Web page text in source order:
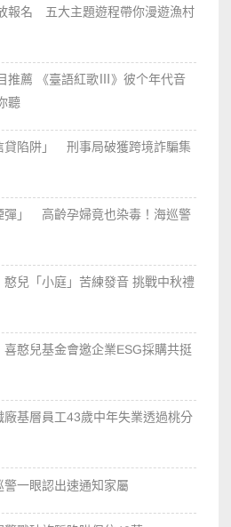
報名 五大主題遊程帶你漫遊漁村
推薦 《臺語紅歌Ⅲ》彼个年代音
聽
貸陷阱」 刑事局破獲跨境詐騙集
彈」 高齡孕婦竟也染毒！海巡警
兒「小庭」苦練發音 挑戰中秋禮
憨兒基金會邀企業ESG採購共挺
基層員工43歲中年失業透過桃分
一眼認出速通知家屬